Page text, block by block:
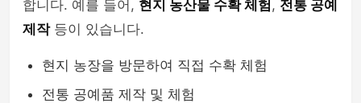
합니다. 예를 들어, 현지 농산물 수확 체험, 전통 공예
제작등이 있습니다.
현지 농장을 방문하여 직접 수확 체험
전통 공예품 제작 및 체험